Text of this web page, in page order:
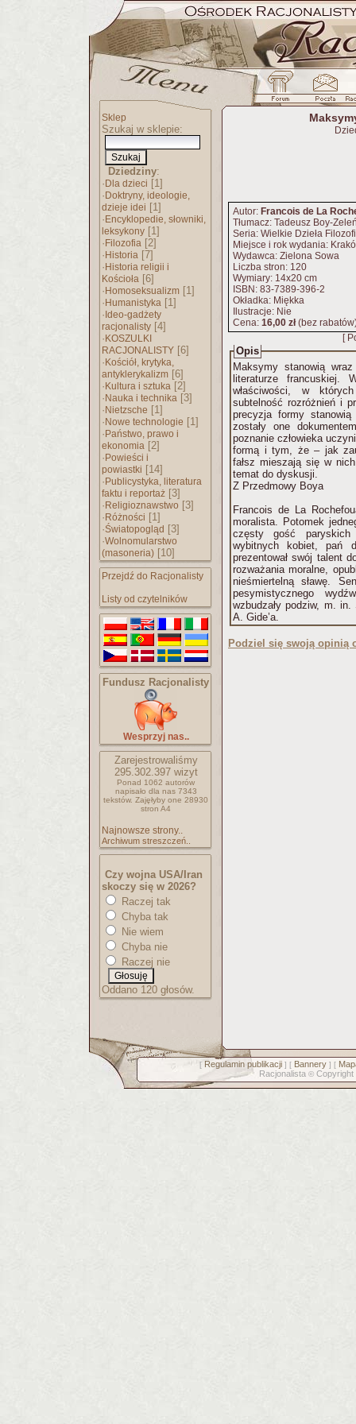
Sklep
Szukaj w sklepie:
Dziedziny:
· Dla dzieci [1]
· Doktryny, ideologie,
dzieje idei [1]
· Encyklopedie, słowniki,
leksykony [1]
· Filozofia [2]
· Historia [7]
· Historia religii i
Kościoła [6]
· Homoseksualizm [1]
· Humanistyka [1]
· Ideo-gadżety
racjonalisty [4]
· KOSZULKI
RACJONALISTY [6]
· Kościół, krytyka,
antyklerykalizm [6]
· Kultura i sztuka [2]
· Nauka i technika [3]
· Nietzsche [1]
· Nowe technologie [1]
· Państwo, prawo i
ekonomia [2]
· Powieści i
powiastki [14]
· Publicystyka, literatura
faktu i reportaż [3]
· Religioznawstwo [3]
· Różności [1]
·Światopogląd [3]
·Wolnomularstwo
(masoneria) [10]
Przejdź do Racjonalisty
Listy od czytelników
Fundusz Racjonalisty
Wesprzyj nas..
Zarejestrowaliśmy
295.302.397wizyt
Ponad 1062 autorów
napisało dla nas 7343
tekstów. Zajęłyby one 28930
stron A4
Najnowsze strony..
Archiwum streszczeń..
Czy wojna USA/Iran
skoczy się w 2026?
Raczej tak
Chyba tak
Nie wiem
Chyba nie
Raczej nie
Oddano 120 głosów.
Autor: Francois de La
Tłumacz: Tadeusz Boy-
Seria: Wielkie Dzieła
Miejsce i rok wydania:
Wydawca: Zielona Sowa
Liczba stron: 120
Wymiary: 14x20 cm
ISBN: 83-7389-396-2
Okładka: Miękka
Ilustracje: Nie
Cena: 16,00 zł(bez
[
Opis
Maksymy stanowią
literaturze francuskiej.
właściwości, w
subtelność rozróżnień i
precyzja formy
zostały one
poznanie człowieka
formą i tym, że – jak
fałsz mieszają się w
temat do dyskusji.
Z Przedmowy Boya
Francois de La
moralista. Potomek
częsty gość
wybitnych kobiet, pań
prezentował swój talent
rozważania moralne,
nieśmiertelną sławę.
pesymistycznego
wzbudzały podziw, m.
A. Gide’a.
Podziel się swoją opinią
[ Regulamin publikacji] [ Bannery] [
Racjonalista © Copyright